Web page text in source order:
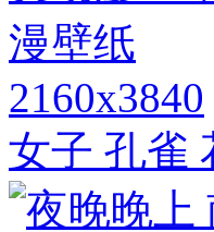
2160x3840
女子 孔雀